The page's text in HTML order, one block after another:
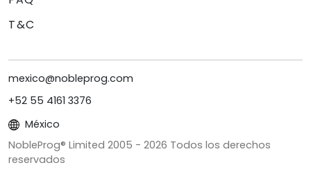
T&C
mexico@nobleprog.com
+52 55 4161 3376
México
NobleProg® Limited 2005 - 2026 Todos los derechos
reservados